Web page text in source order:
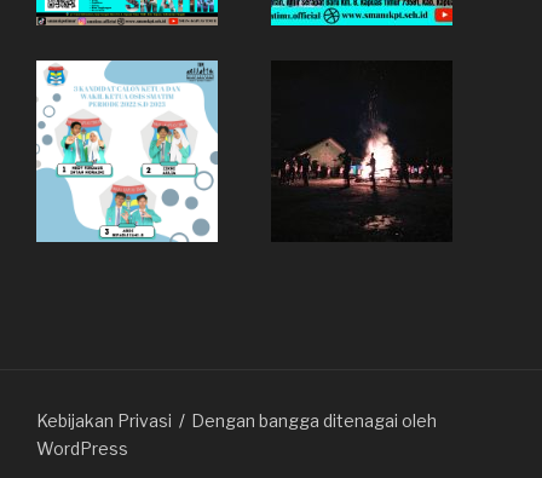
Kebijakan Privasi
Dengan bangga ditenagai oleh
WordPress